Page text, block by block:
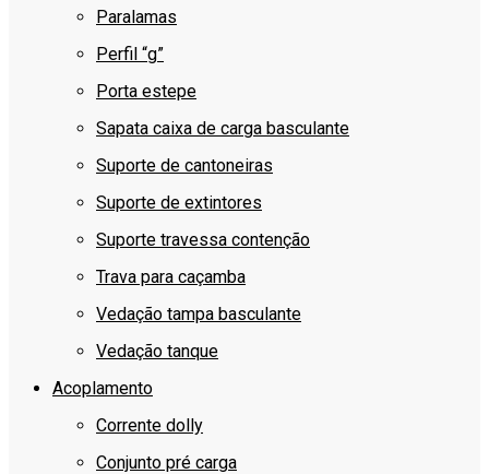
Paralamas
Perfil “g”
Porta estepe
Sapata caixa de carga basculante
Suporte de cantoneiras
Suporte de extintores
Suporte travessa contenção
Trava para caçamba
Vedação tampa basculante
Vedação tanque
Acoplamento
Corrente dolly
Conjunto pré carga